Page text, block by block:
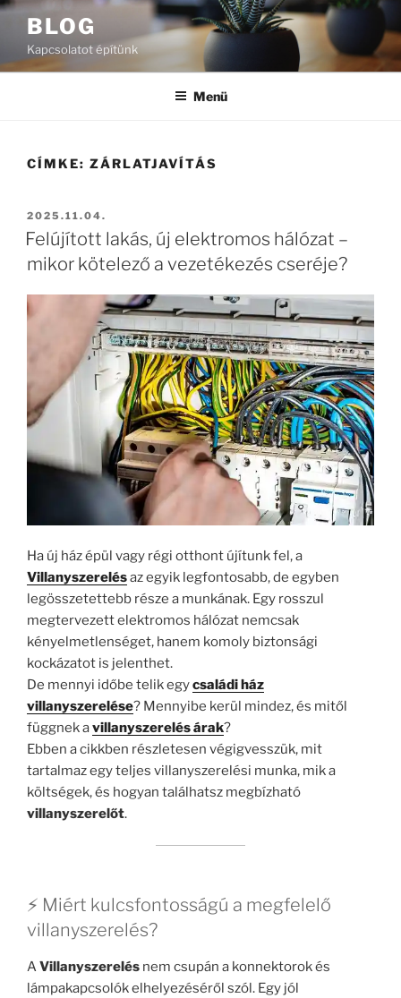
Tartalomhoz
BLOG
Kapcsolatot építünk
Menü
CÍMKE: ZÁRLATJAVÍTÁS
BEKÜLDVE:
2025.11.04.
Felújított lakás, új elektromos hálózat –
mikor kötelező a vezetékezés cseréje?
Ha új ház épül vagy régi otthont újítunk fel, a
Villanyszerelésaz egyik legfontosabb, de egyben
legösszetettebb része a munkának. Egy rosszul
megtervezett elektromos hálózat nemcsak
kényelmetlenséget, hanem komoly biztonsági
kockázatot is jelenthet.
De mennyi időbe telik egycsaládi ház
villanyszerelése? Mennyibe kerül mindez, és mitől
függnek avillanyszerelés árak?
Ebben a cikkben részletesen végigvesszük, mit
tartalmaz egy teljes villanyszerelési munka, mik a
költségek, és hogyan találhatsz megbízható
villanyszerelőt.
⚡ Miért kulcsfontosságú a megfelelő
villanyszerelés?
AVillanyszerelés nem csupán a konnektorok és
lámpakapcsolók elhelyezéséről szól. Egy jól